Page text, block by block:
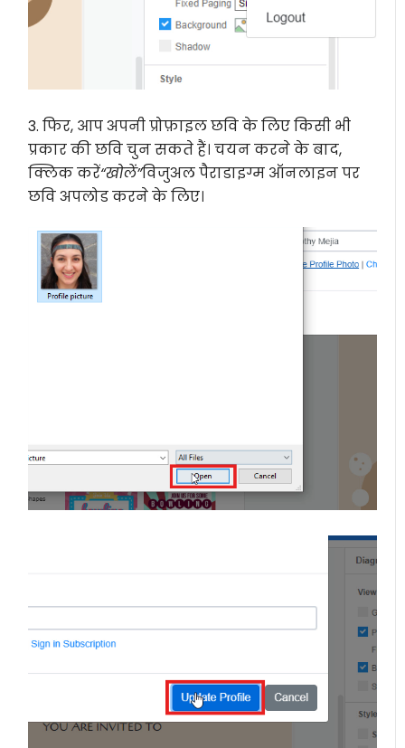
3. फिर, आप अपनी प्रोफ़ाइल छवि के लिए किसी भी
प्रकार की छवि चुन सकते हैं। चयन करने के बाद,
क्लिक करें“खोलें”विजुअल पैराडाइग्म ऑनलाइन पर
छवि अपलोड करने के लिए।